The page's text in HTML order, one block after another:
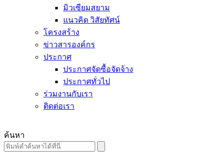
มิวเซียมสยาม
แนวคิด วิสัยทัศน์
โครงสร้าง
ข่าวสารองค์กร
ประกาศ
ประกาศจัดซื้อจัดจ้าง
ประกาศทั่วไป
ร่วมงานกับเรา
ติดต่อเรา
ค้นหา